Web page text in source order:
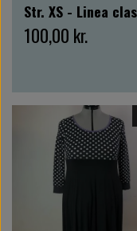
Str. XS - Linea
100,00 kr.